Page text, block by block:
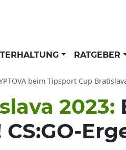
RATGEBER
beim Tipsport Cup Bratislava
2023:
CS:GO-